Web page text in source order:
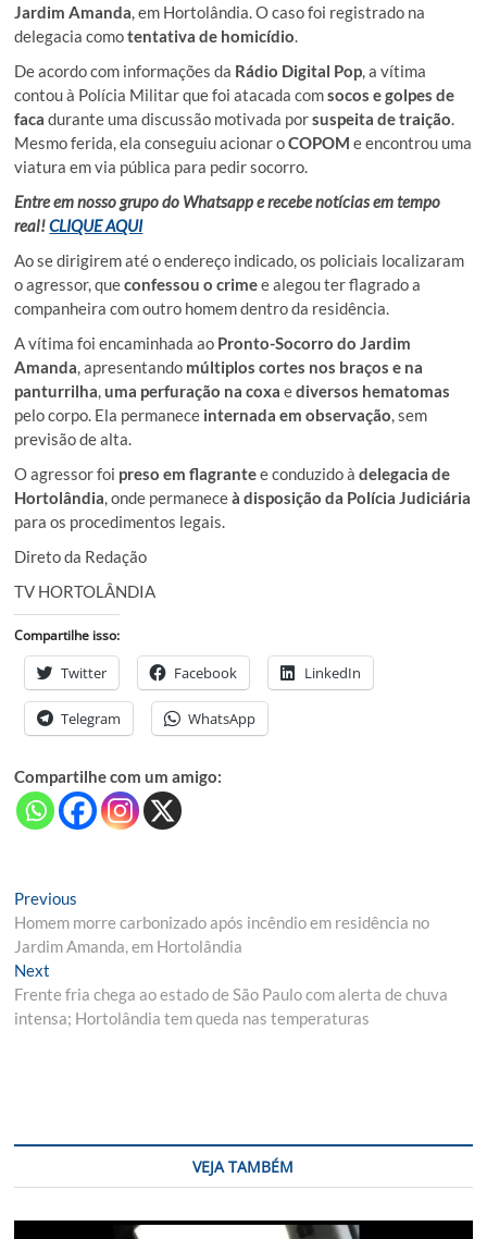
Jardim Amanda , em Hortolândia. O caso foi registrado na
delegacia comotentativa de homicídio
De acordo com informações da Rádio Digital Pop , a vítima
contou à Polícia Militar que foi atacada comsocos e golpes de
faca durante uma discussão motivada porsuspeita de traição
Mesmo ferida, ela conseguiu acionar oCOPOM e encontrou uma
viatura em via pública para pedir socorro.
Entre em nosso grupo do Whatsapp e recebe notícias em tempo
real!CLIQUE AQUI
Ao se dirigirem até o endereço indicado, os policiais localizaram
o agressor, queconfessou o crimee alegou ter flagrado a
companheira com outro homem dentro da residência.
A vítima foi encaminhada ao Pronto-Socorro do Jardim
Amanda , apresentando múltiplos cortes nos braços e na
panturrilha ,uma perfuração na coxa ediversos hematomas
pelo corpo. Ela permanece internada em observação , sem
previsão de alta.
O agressor foi preso em flagrantee conduzido àdelegacia de
Hortolândia , onde permaneceà disposição da Polícia Judiciária
para os procedimentos legais.
Direto da Redação
TV HORTOLÂNDIA
Compartilhe isso:
Twitter Facebook LinkedIn
Telegram WhatsApp
Compartilhe com um amigo:
Navegação
de
Post
Previous
post:
Homem morre carbonizado após incêndio em residência no
Jardim Amanda, em Hortolândia
Next
post:
Frente fria chega ao estado de São Paulo com alerta de chuva
intensa; Hortolândia tem queda nas temperaturas
VEJA TAMBÉM